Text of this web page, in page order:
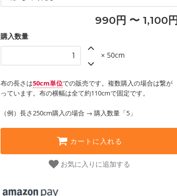
990円 〜 1,100円
購入数量
× 50cm
布の長さは50cm単位での販売です。複数購入の場合は繋が
っています。布の横幅は全て約110cmで固定です。
（例）長さ250cm購入の場合 → 購入数量「5」
カートに入れる
お気に入りに追加する